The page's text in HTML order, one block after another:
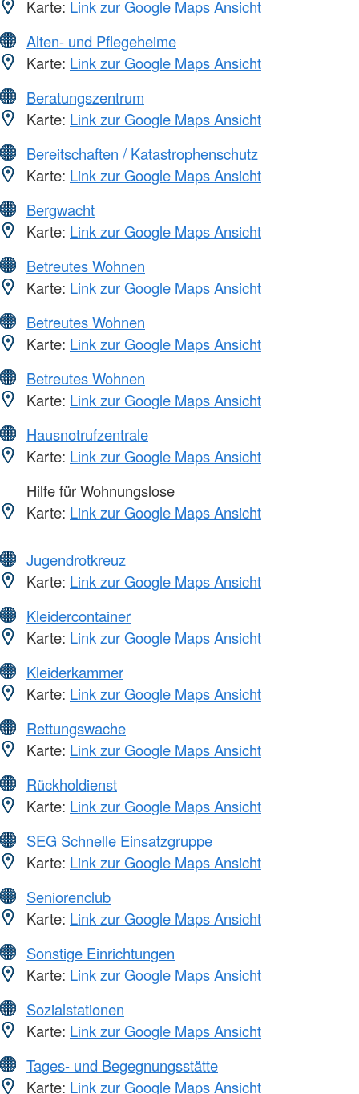
Karte: Link zur Google Maps Ansicht
Alten- und Pflegeheime
Karte: Link zur Google Maps Ansicht
Beratungszentrum
Karte: Link zur Google Maps Ansicht
Bereitschaften / Katastrophenschutz
Karte: Link zur Google Maps Ansicht
Bergwacht
Karte: Link zur Google Maps Ansicht
Betreutes Wohnen
Karte: Link zur Google Maps Ansicht
Betreutes Wohnen
Karte: Link zur Google Maps Ansicht
Betreutes Wohnen
Karte: Link zur Google Maps Ansicht
Hausnotrufzentrale
Karte: Link zur Google Maps Ansicht
Hilfe für Wohnungslose
Karte: Link zur Google Maps Ansicht
Jugendrotkreuz
Karte: Link zur Google Maps Ansicht
Kleidercontainer
Karte: Link zur Google Maps Ansicht
Kleiderkammer
Karte: Link zur Google Maps Ansicht
Rettungswache
Karte: Link zur Google Maps Ansicht
Rückholdienst
Karte: Link zur Google Maps Ansicht
SEG Schnelle Einsatzgruppe
Karte: Link zur Google Maps Ansicht
Seniorenclub
Karte: Link zur Google Maps Ansicht
Sonstige Einrichtungen
Karte: Link zur Google Maps Ansicht
Sozialstationen
Karte: Link zur Google Maps Ansicht
Tages- und Begegnungsstätte
Karte: Link zur Google Maps Ansicht